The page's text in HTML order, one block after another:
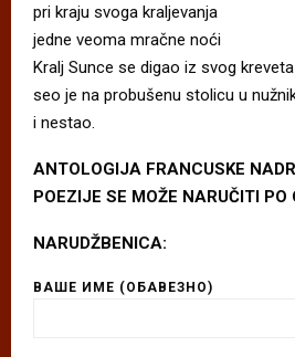
pri kraju svoga kraljevanja
jedne veoma mračne noći
Kralj Sunce se digao iz svog kreveta
seo je na probušenu stolicu u
i nestao.
ANTOLOGIJA FRANCUSKE
POEZIJE SE MOŽE NARUČITI PO
NARUDŽBENICA:
ВАШЕ ИМЕ (ОБАВЕЗНО)